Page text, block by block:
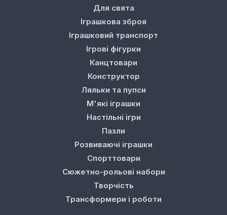
Для свята
Іграшкова зброя
Іграшковий транспорт
Ігрові фігурки
Канцтовари
Конструктор
Ляльки та пупси
М'які іграшки
Настільні ігри
Пазли
Розвиваючі іграшки
Спорттовари
Сюжетно-рольові набори
Творчість
Трансформери і роботи